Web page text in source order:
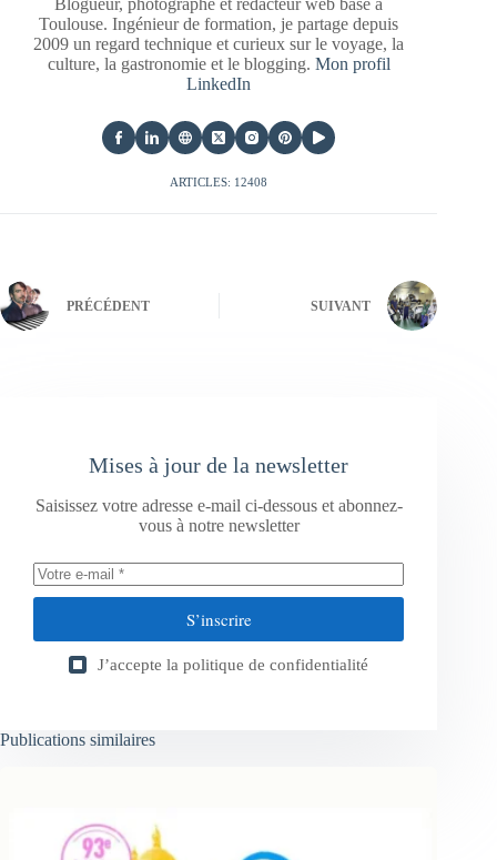
Blogueur, photographe et rédacteur web basé à
Toulouse. Ingénieur de formation, je partage depuis
2009 un regard technique et curieux sur le voyage, la
culture, la gastronomie et le blogging. Mon profil
LinkedIn
ARTICLES: 12408
PRÉCÉDENT SUIVANT
Mises à jour de la newsletter
Saisissez votre adresse e-mail ci-dessous et abonnez-
vous à notre newsletter
S’inscrire
J’accepte la politique de confidentialité
Publications similaires